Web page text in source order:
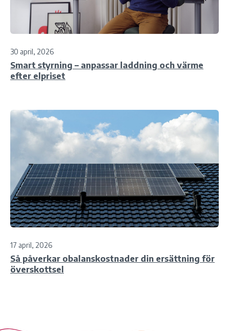
30 april, 2026
Smart styrning – anpassar laddning och värme
efter elpriset
17 april, 2026
Så påverkar obalanskostnader din ersättning för
överskottsel